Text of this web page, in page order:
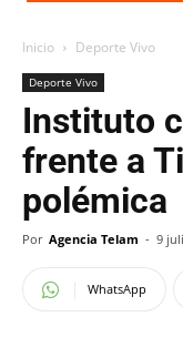
Inicio Deporte Vivo
Deporte Vivo
Instituto
frente a
polémica
Por Agencia Telam - 9
WhatsApp